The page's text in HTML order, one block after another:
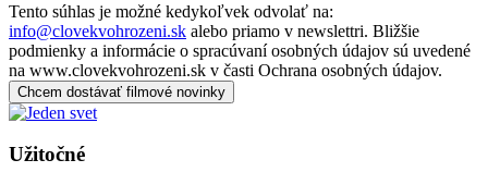
Tento súhlas je možné kedykoľvek odvolať na:
info@clovekvohrozeni.sk alebo priamo v newslettri. Bližšie
podmienky a informácie o spracúvaní osobných údajov sú uvedené
na www.clovekvohrozeni.sk v časti Ochrana osobných údajov.
Chcem dostávať filmové novinky
Užitočné